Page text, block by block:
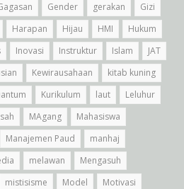
Gender gerakan
Gizi
Harapan Hijau HMI
Hukum
Inovasi Instruktur Islam
JAT
Kewirausahaan
kitab kuning
Kurikulum laut
Leluhur
MAgang
Mahasiswa
Manajemen Paud
manhaj
melawan
Mengasuh
mistisisme Model
Motivasi